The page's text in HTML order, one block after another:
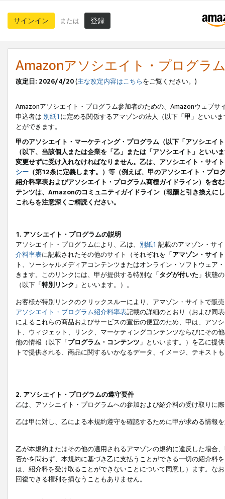
サインイン または 登録
Amazonアソシエイト・プログラ
改定日: 2026/4/20(主な改定内容はこちらをご覧ください。)
Amazonアソシエイト・プログラム参加者のための、Amazonウェブサ
申込者は 別紙1 に定める関係するアマゾンの法人（以下「甲 」といい
とができます。
甲のアソシエイト・マーケティング・プログラム（以下「アソシエイ
（以下、当該個人または企業を「乙」または「アソシエイト」とい
変更せずに受け入れなければなりません。乙は、アソシエイト・サイ
シー （第12条に定義します。）等（例えば、甲のアソシエイト・プ
紹介料率表およびアソシエイト・プログラム商標ガイドライン）を
テンツは、Amazonのコミュニティガイドライン（報酬と引き換えに
これらを注意深くご精読ください。
1. アソシエイト・プログラムの説明
アソシエイト・プログラムにより、乙は、 別紙1 記載のアマゾン・サ
介料率表に記載されたその他のサイト（それぞれを「アマゾン・サイト
ト、ソーシャルメディアコンテンツまたはオンライン・ソフトウェア
きます。このリンクには、甲が提供する特別な「タグが付いた 」状態
（以下「特別リンク 」といいます。）。
お客様が特別リンクのクリックスルーにより、アマゾン・サイトで販
アソシエイト・プログラム紹介料率表記載の詳細のとおり（および同
によるこれらの商品およびサービスの宣伝の便宜のため、甲は、アソ
ト、ウィジェット、リンク、マーケティングコンテンツならびにその
他の情報（以下「プログラム・コンテンツ 」といいます。）を乙に提
トで提供される、商品に関するいかなるデータ、イメージ、テキス
2. アソシエイト・プログラムの遵守要件
乙は、アソシエイト・プログラムへの参加および紹介料の受け取りに
乙は甲に対し、乙による本規約遵守を確認するために甲が求める情報
乙が本規約またはその他の適用されるアマゾンの規約に違反した場合
否かを問わず、本規約に基づき乙に支払うことができる一切の紹介料
は、紹介料を受け取ることができないことについて同意し）ます。な
回復できる権利を損なうこともありません。